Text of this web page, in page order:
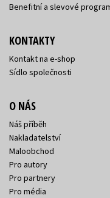
Benefitní a slevové
KONTAKTY
Kontakt na e-shop
Sídlo společnosti
O NÁS
Náš příběh
Nakladatelství
Maloobchod
Pro autory
Pro partnery
Pro média